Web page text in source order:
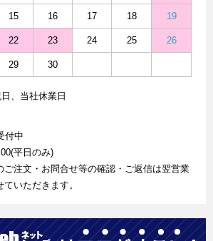
15 16 17 18 19
22 23 24 25 26
29 30
、当社休業日
付中
平日のみ)
ご注文・お問合せ等の確認・ご返信は翌営業
いただきます。